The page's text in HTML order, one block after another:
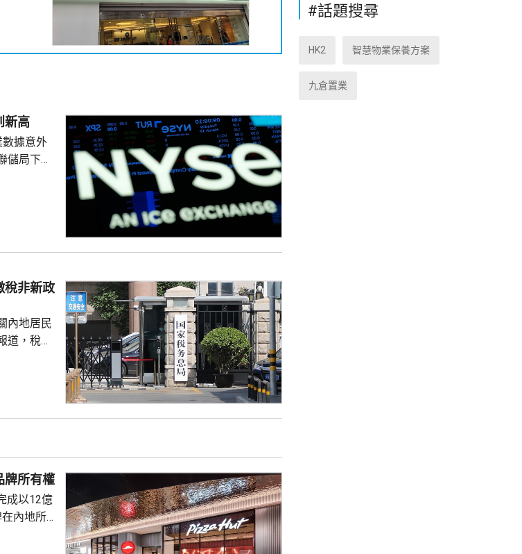
新高
據意外
儲局下月
稅非新政
內地居民
道，稅務
稅所得
中國個人
原則...
牌所有權
成以12億
內地所
#話題搜尋
HK2 智慧物業保養方案
九倉置業